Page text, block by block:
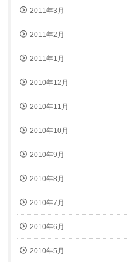
2011年3月
2011年2月
2011年1月
2010年12月
2010年11月
2010年10月
2010年9月
2010年8月
2010年7月
2010年6月
2010年5月